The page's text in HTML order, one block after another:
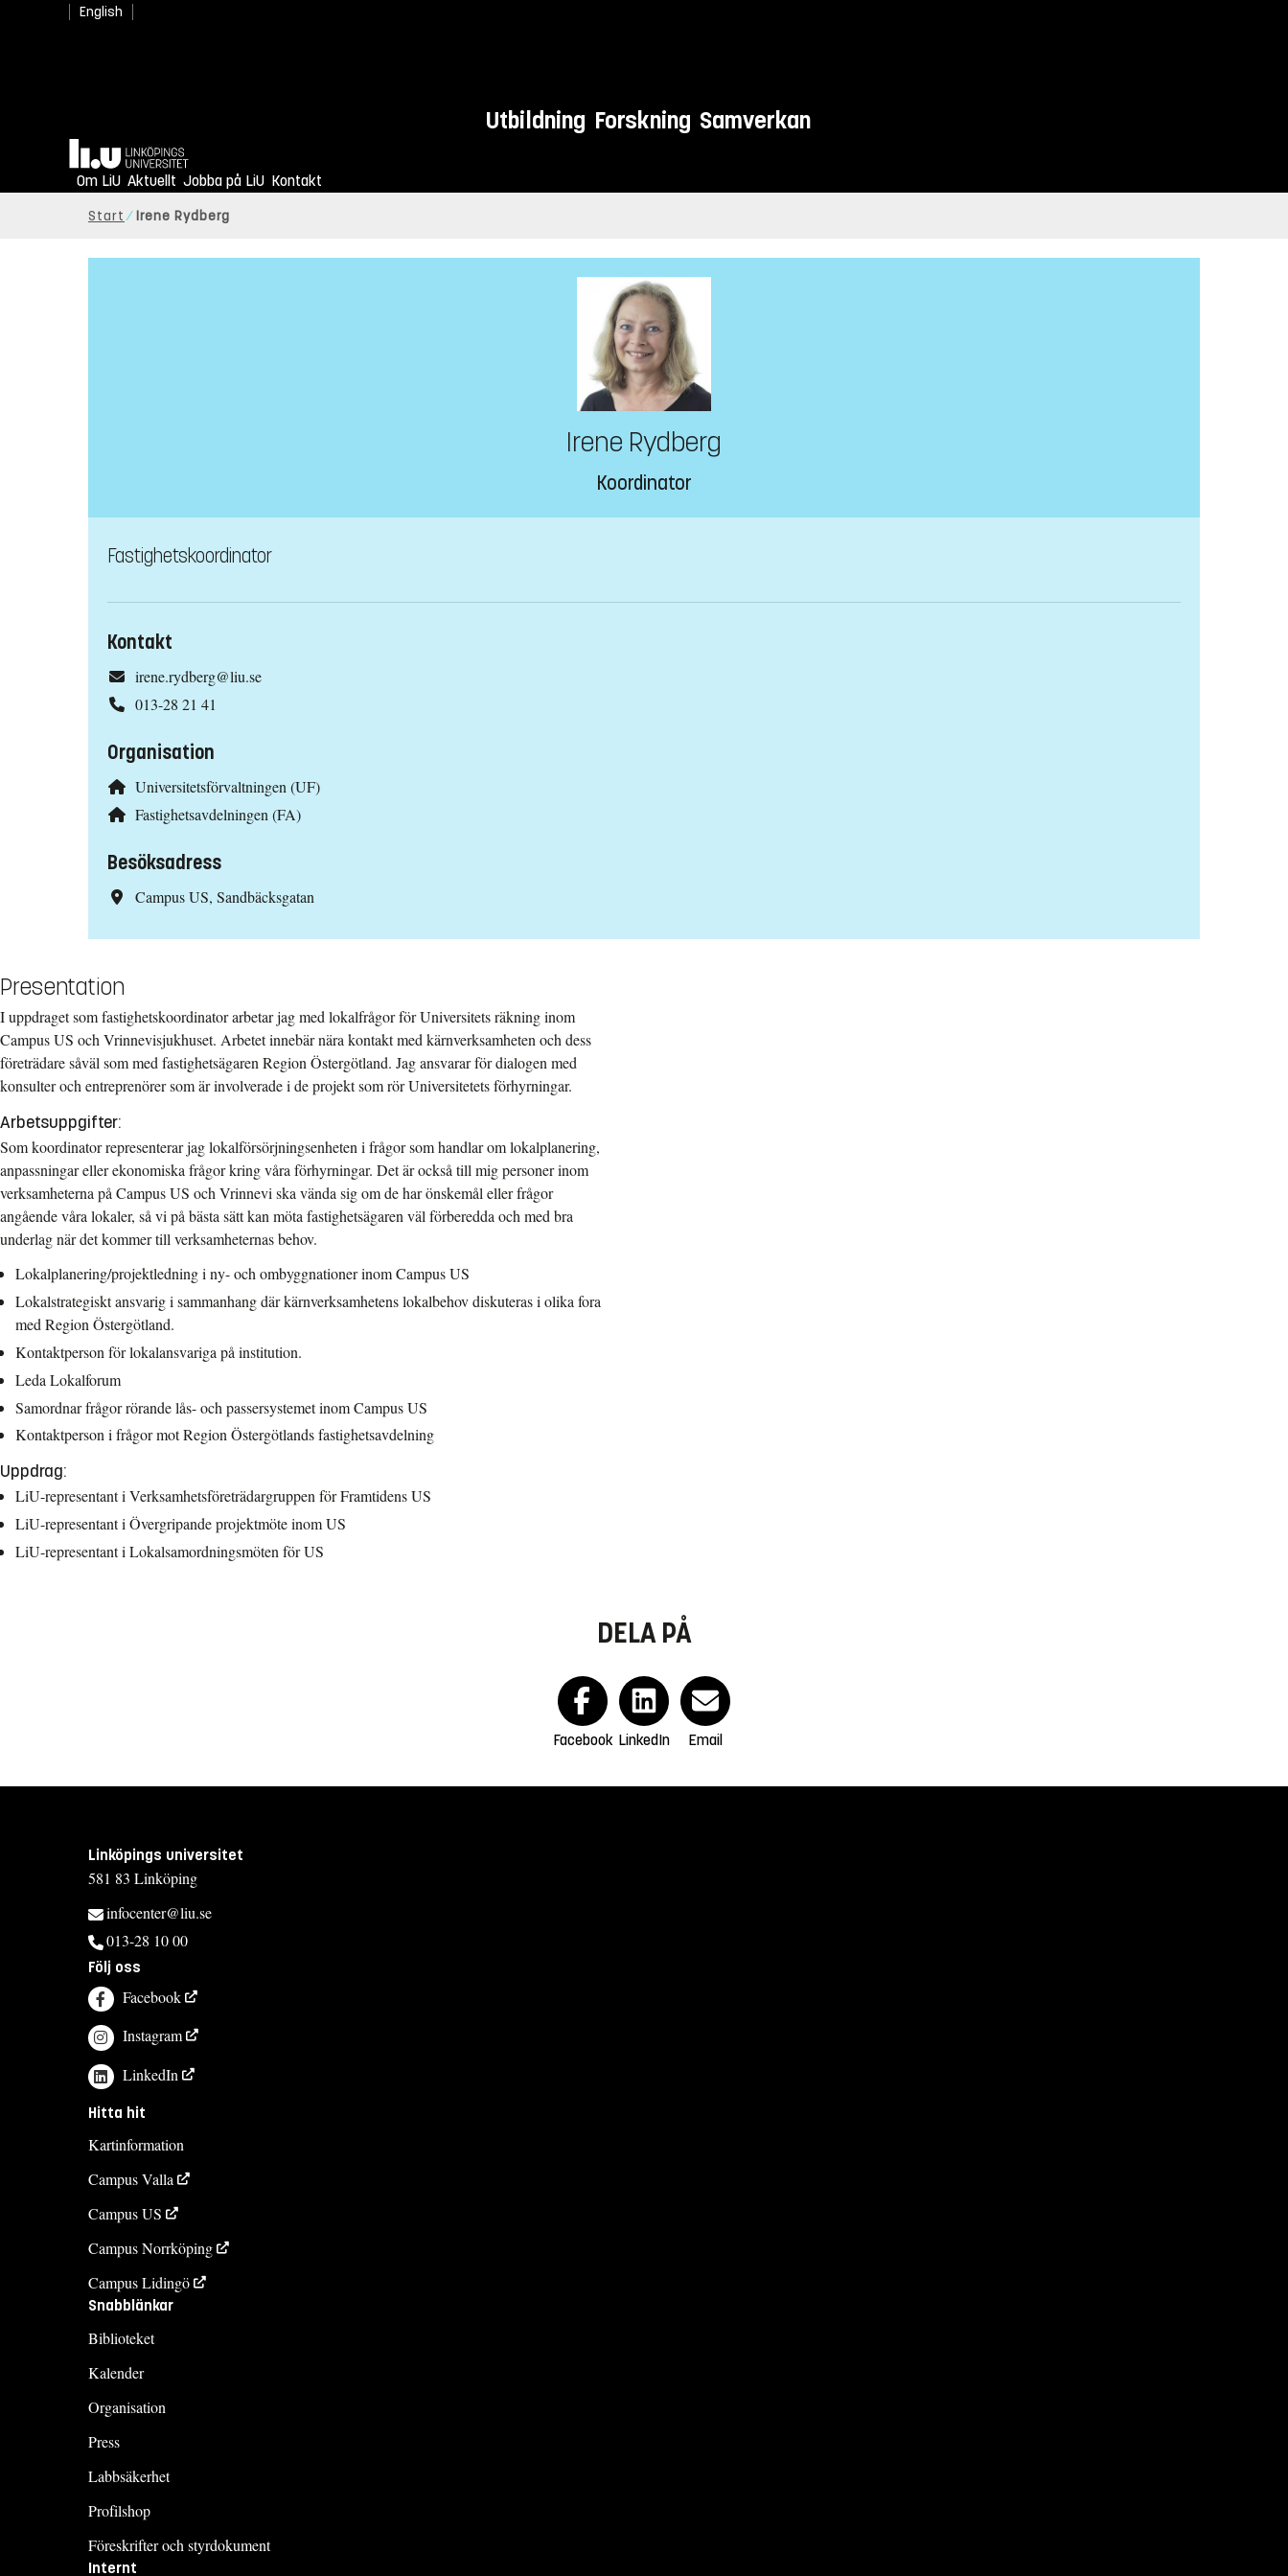
English
Utbildning Forskning Samverkan
Hem
Om LiU Aktuellt Jobba på LiU Kontakt
Start Irene Rydberg
Irene Rydberg
Koordinator
Fastighetskoordinator
Kontakt
irene.rydberg@liu.se
013-28 21 41
Organisation
Universitetsförvaltningen (UF)
Fastighetsavdelningen (FA)
Besöksadress
Campus US, Sandbäcksgatan
Presentation
I uppdraget som fastighetskoordinator arbetar jag med lokalfrågor för Universitets räkning inom
Campus US och Vrinnevisjukhuset. Arbetet innebär nära kontakt med kärnverksamheten och dess
företrädare såväl som med fastighetsägaren Region Östergötland. Jag ansvarar för dialogen med
konsulter och entreprenörer som är involverade i de projekt som rör Universitetets förhyrningar.
Arbetsuppgifter:
Som koordinator representerar jag lokalförsörjningsenheten i frågor som handlar om lokalplanering,
anpassningar eller ekonomiska frågor kring våra förhyrningar. Det är också till mig personer inom
verksamheterna på Campus US och Vrinnevi ska vända sig om de har önskemål eller frågor
angående våra lokaler, så vi på bästa sätt kan möta fastighetsägaren väl förberedda och med bra
underlag när det kommer till verksamheternas behov.
Lokalplanering/projektledning i ny- och ombyggnationer inom Campus US
Lokalstrategiskt ansvarig i sammanhang där kärnverksamhetens lokalbehov diskuteras i olika fora
med Region Östergötland.
Kontaktperson för lokalansvariga på institution.
Leda Lokalforum
Samordnar frågor rörande lås- och passersystemet inom Campus US
Kontaktperson i frågor mot Region Östergötlands fastighetsavdelning
Uppdrag:
LiU-representant i Verksamhetsföreträdargruppen för Framtidens US
LiU-representant i Övergripande projektmöte inom US
LiU-representant i Lokalsamordningsmöten för US
DELA PÅ
Facebook LinkedIn Email
Linköpings universitet
581 83 Linköping
infocenter@liu.se
013-28 10 00
Följ oss
Facebook
Instagram
LinkedIn
Hitta hit
Kartinformation
Campus Valla
Campus US
Campus Norrköping
Campus Lidingö
Snabblänkar
Biblioteket
Kalender
Organisation
Press
Labbsäkerhet
Profilshop
Föreskrifter och styrdokument
Internt